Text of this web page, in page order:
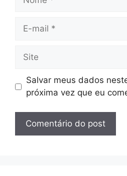
Site
Salvar meus dados
próxima vez que eu